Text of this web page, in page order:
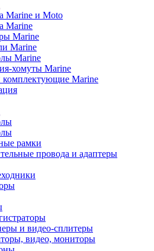
Marine и Moto
Marine
Marine
Marine
Marine
хомуты Marine
комплектующие Marine
рамки
провода и адаптеры
и видео-сплитеры
видео, мониторы